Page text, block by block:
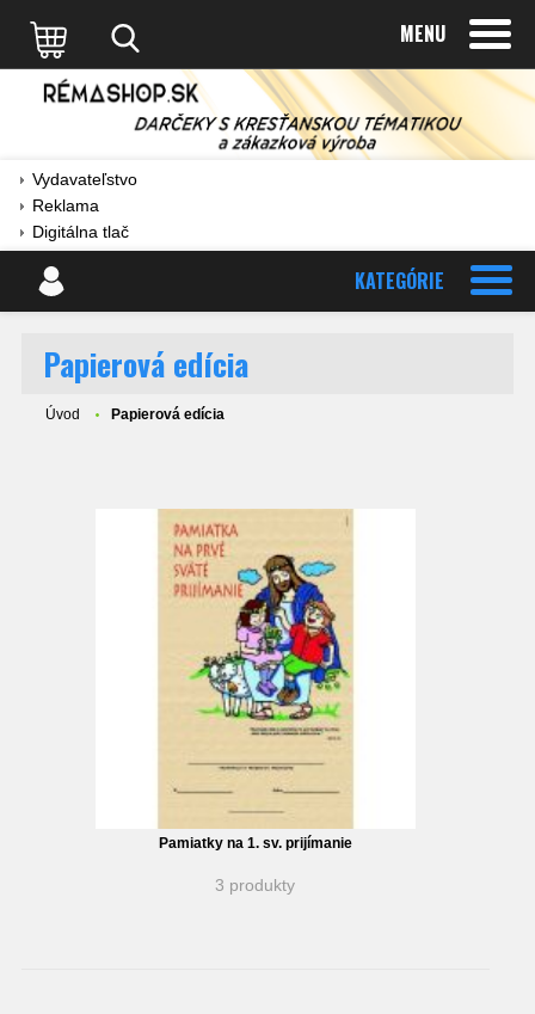
MENU
Vydavateľstvo
Reklama
Digitálna tlač
KATEGÓRIE
Papierová edícia
Úvod Papierová edícia
Pamiatky na 1. sv. prijímanie
3 produkty